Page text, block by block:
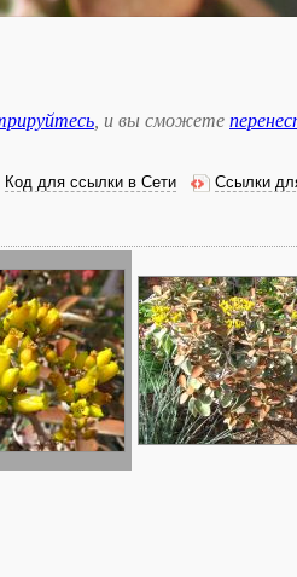
, и вы сможете
Код для ссылки в Сети Ссылки